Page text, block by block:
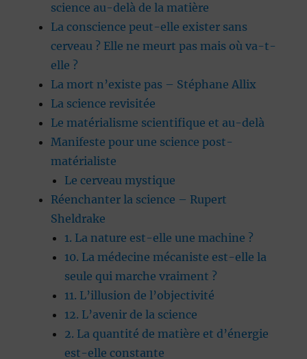
science au-delà de la matière
La conscience peut-elle exister sans
cerveau ? Elle ne meurt pas mais où va-t-
elle ?
La mort n’existe pas – Stéphane Allix
La science revisitée
Le matérialisme scientifique et au-delà
Manifeste pour une science post-
matérialiste
Le cerveau mystique
Réenchanter la science – Rupert
Sheldrake
1. La nature est-elle une machine ?
10. La médecine mécaniste est-elle la
seule qui marche vraiment ?
11. L’illusion de l’objectivité
12. L’avenir de la science
2. La quantité de matière et d’énergie
est-elle constante